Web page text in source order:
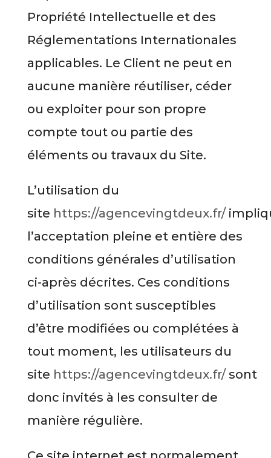
Propriété Intellectuelle et des
Réglementations Internationales
applicables. Le Client ne peut en
aucune manière réutiliser, céder
ou exploiter pour son propre
compte tout ou partie des
éléments ou travaux du Site.
L’utilisation du
site https://agencevingtdeux.fr/
l’acceptation pleine et entière des
conditions générales d’utilisation
ci-après décrites. Ces conditions
d’utilisation sont susceptibles
d’être modifiées ou complétées à
tout moment, les utilisateurs du
site https://agencevingtdeux.fr/sont
donc invités à les consulter de
manière régulière.